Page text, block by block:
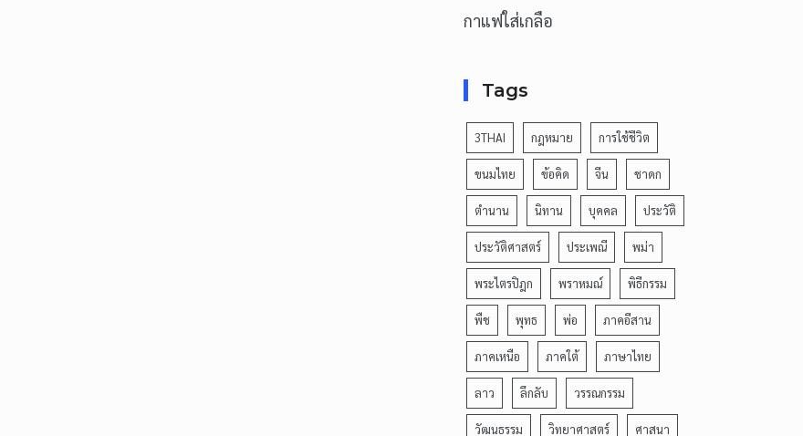
กาแฟใส่เกลือ
Tags
3THAI กฎหมาย การใช้ชีวิต
ขนมไทย ข้อคิด จีน ชาดก
ตำนาน นิทาน บุคคล ประวัติ
ประวัติศาสตร์ ประเพณี พม่า
พระไตรปิฎก พราหมณ์ พิธีกรรม
พืช พุทธ พ่อ ภาคอีสาน
ภาคเหนือ ภาคใต้ ภาษาไทย
ลาว ลึกลับ วรรณกรรม
วัฒนธรรม วิทยาศาสตร์ ศาสนา